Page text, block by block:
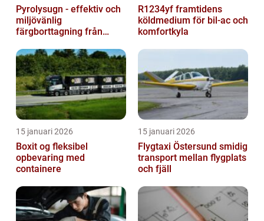
Pyrolysugn - effektiv och
miljövänlig
färgborttagning från
R1234yf framtidens
köldmedium för bil-ac och
komfortkyla
15 januari 2026
Boxit og fleksibel
opbevaring med
containere
15 januari 2026
Flygtaxi Östersund smidig
transport mellan flygplats
och fjäll